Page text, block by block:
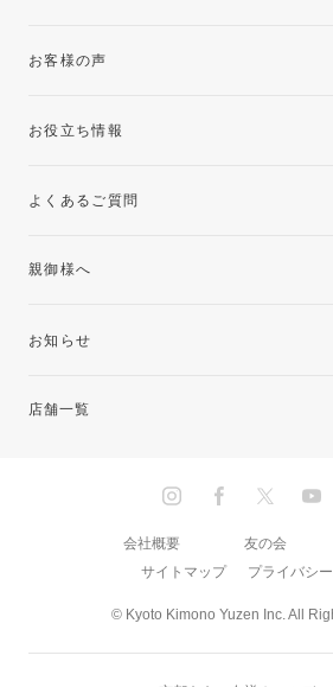
お客様の声
お役立ち情報
よくあるご質問
親御様へ
お知らせ
店舗一覧
© Kyoto Kimono Yuzen Inc. All
会社概要 友の会
サイトマップ
プライバシ